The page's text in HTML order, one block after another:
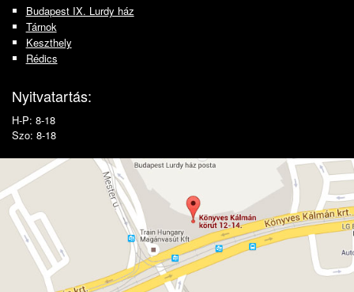
Budapest IX. Lurdy ház
Tárnok
Keszthely
Rédics
Nyitvatartás:
H-P: 8-18
Szo: 8-18